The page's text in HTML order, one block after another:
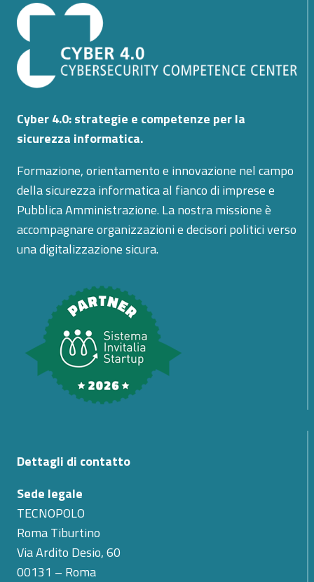
PRODOTTI
FARMACEUTICI
TRAMITE
SENSORI
NEL
PACKAGING
Cyber 4.0: strategie e competenze per la
sicurezza informatica.
Formazione, orientamento e innovazione nel campo
della sicurezza informatica al fianco di imprese e
Pubblica Amministrazione. La nostra missione è
accompagnare organizzazioni e decisori politici verso
una digitalizzazione sicura.
Dettagli di contatto
Sede legale
TECNOPOLO
Roma Tiburtino
Via Ardito Desio, 60
00131 – Roma